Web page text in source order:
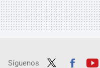
Síguenos